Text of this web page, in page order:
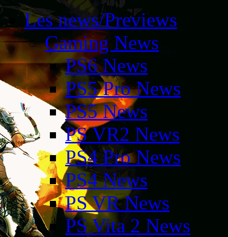
Les news/Previews
Gaming News
PS6 News
PS5 Pro News
PS5 News
PS VR2 News
PS4 Pro News
PS4 News
PS VR News
PS Vita 2 News